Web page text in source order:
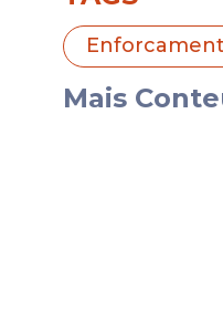
garantiu que
“Você deixa
mate"
Mais